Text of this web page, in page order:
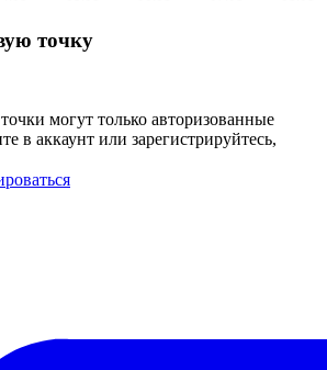
точку
могут только авторизованные
в аккаунт или зарегистрируйтесь,